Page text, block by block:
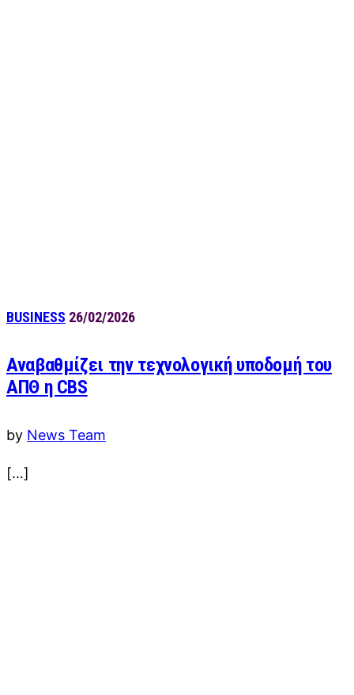
BUSINESS 26/02/2026
Αναβαθμίζει την τεχνολογική υποδομή του
ΑΠΘ η CBS
by News Team
[…]